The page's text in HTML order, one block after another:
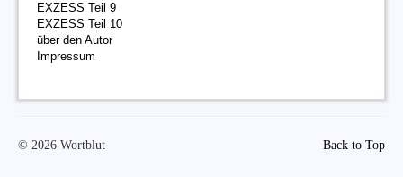
EXZESS Teil 9
EXZESS Teil 10
über den Autor
Impressum
Back to Top
© 2026 Wortblut